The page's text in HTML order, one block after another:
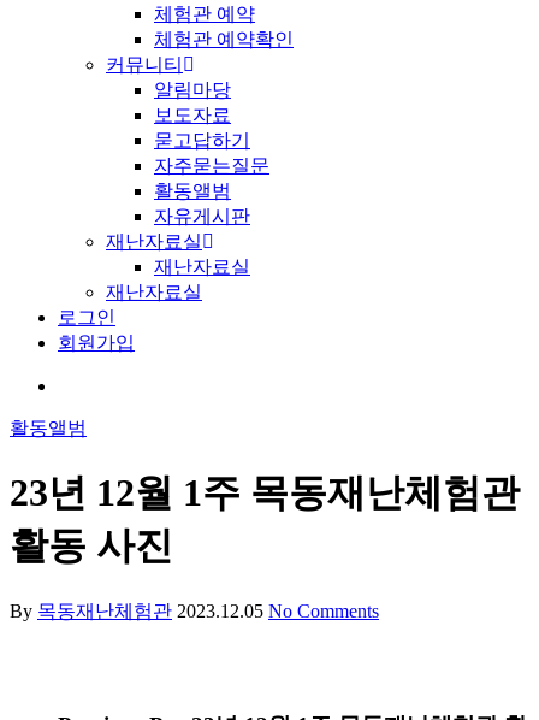
체험관 예약
체험관 예약확인
커뮤니티
알림마당
보도자료
묻고답하기
자주묻는질문
활동앨범
자유게시판
재난자료실
재난자료실
재난자료실
로그인
회원가입
활동앨범
23년 12월 1주 목동재난체험관
활동 사진
By 목동재난체험관 2023.12.05 No Comments